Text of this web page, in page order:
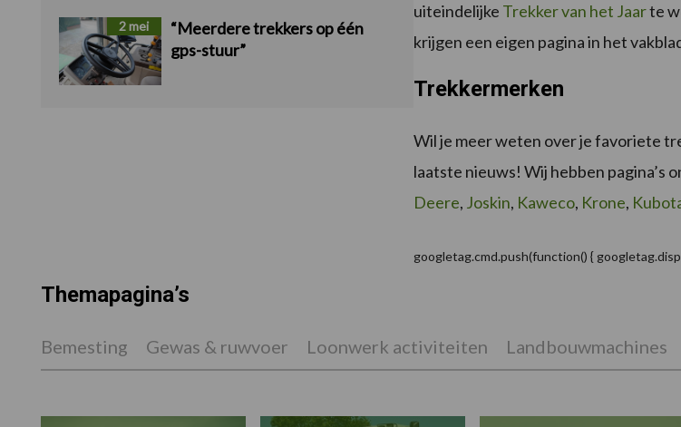
2 mei
“Meerdere trekkers op één
gps-stuur”
uiteindelijke Trekker van het Jaarte
krijgen een eigen pagina in het
Trekkermerken
Wil je meer weten over je favoriete
laatste nieuws! Wij hebben pagina’s
Deere, Joskin, Kaweco, Krone,
googletag.cmd.push(function() {
Themapagina’s
Bemesting Gewas & ruwvoer Loonwerk activiteiten Landbouwmachines